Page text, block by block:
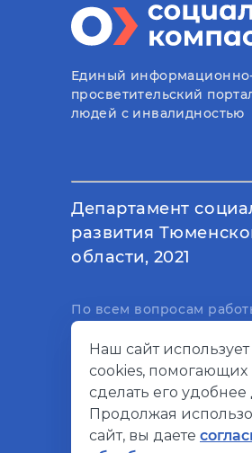
Единый
просветительский
людей с инвалидностью
Департамент
развития
области, 2021
По всем вопросам
электронный адрес
support@socialkompas.ru
Наш сайт
cookies, помогающих
сделать его удобнее
Продолжая
сайт, вы даете